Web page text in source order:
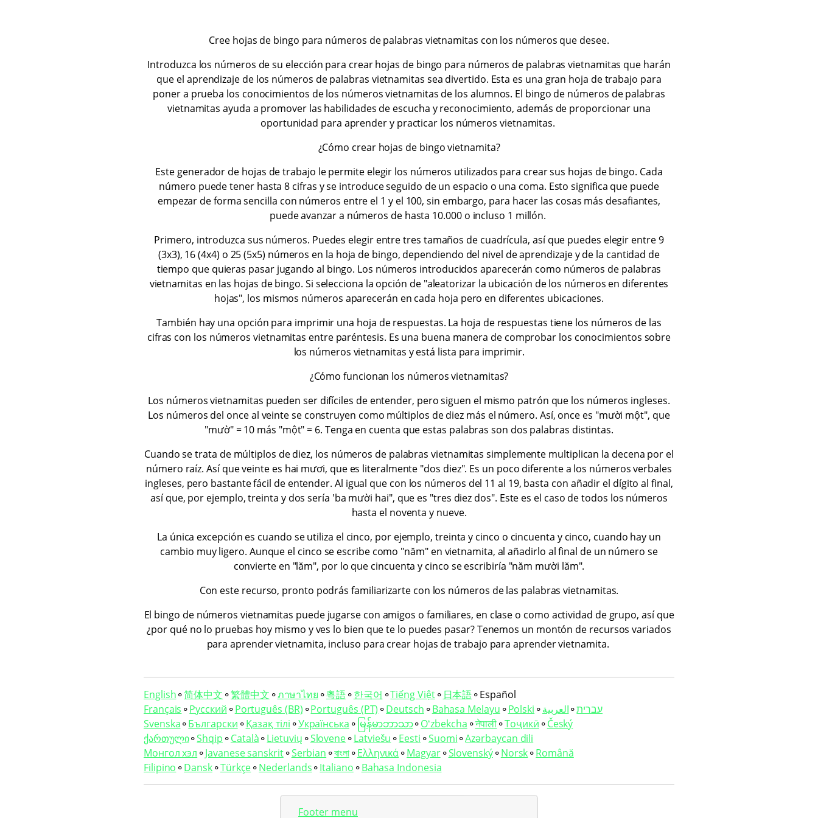
Cree hojas de bingo para números de palabras vietnamitas con los números que desee.
Introduzca los números de su elección para crear hojas de bingo para números de palabras vietnamitas que harán
que el aprendizaje de los números de palabras vietnamitas sea divertido. Esta es una gran hoja de trabajo para
poner a prueba los conocimientos de los números vietnamitas de los alumnos. El bingo de números de palabras
vietnamitas ayuda a promover las habilidades de escucha y reconocimiento, además de proporcionar una
oportunidad para aprender y practicar los números vietnamitas.
¿Cómo crear hojas de bingo vietnamita?
Este generador de hojas de trabajo le permite elegir los números utilizados para crear sus hojas de bingo. Cada
número puede tener hasta 8 cifras y se introduce seguido de un espacio o una coma. Esto significa que puede
empezar de forma sencilla con números entre el 1 y el 100, sin embargo, para hacer las cosas más desafiantes,
puede avanzar a números de hasta 10.000 o incluso 1 millón.
Primero, introduzca sus números. Puedes elegir entre tres tamaños de cuadrícula, así que puedes elegir entre 9
(3x3), 16 (4x4) o 25 (5x5) números en la hoja de bingo, dependiendo del nivel de aprendizaje y de la cantidad de
tiempo que quieras pasar jugando al bingo. Los números introducidos aparecerán como números de palabras
vietnamitas en las hojas de bingo. Si selecciona la opción de "aleatorizar la ubicación de los números en diferentes
hojas", los mismos números aparecerán en cada hoja pero en diferentes ubicaciones.
También hay una opción para imprimir una hoja de respuestas. La hoja de respuestas tiene los números de las
cifras con los números vietnamitas entre paréntesis. Es una buena manera de comprobar los conocimientos sobre
los números vietnamitas y está lista para imprimir.
¿Cómo funcionan los números vietnamitas?
Los números vietnamitas pueden ser difíciles de entender, pero siguen el mismo patrón que los números ingleses.
Los números del once al veinte se construyen como múltiplos de diez más el número. Así, once es "mười một", que
"mườ" = 10 más "một" = 6. Tenga en cuenta que estas palabras son dos palabras distintas.
Cuando se trata de múltiplos de diez, los números de palabras vietnamitas simplemente multiplican la decena por el
número raíz. Así que veinte es hai mươi, que es literalmente "dos diez". Es un poco diferente a los números verbales
ingleses, pero bastante fácil de entender. Al igual que con los números del 11 al 19, basta con añadir el dígito al final,
así que, por ejemplo, treinta y dos sería 'ba mười hai", que es "tres diez dos". Este es el caso de todos los números
hasta el noventa y nueve.
La única excepción es cuando se utiliza el cinco, por ejemplo, treinta y cinco o cincuenta y cinco, cuando hay un
cambio muy ligero. Aunque el cinco se escribe como "năm" en vietnamita, al añadirlo al final de un número se
convierte en "lăm", por lo que cincuenta y cinco se escribiría "năm mười lăm".
Con este recurso, pronto podrás familiarizarte con los números de las palabras vietnamitas.
El bingo de números vietnamitas puede jugarse con amigos o familiares, en clase o como actividad de grupo, así que
¿por qué no lo pruebas hoy mismo y ves lo bien que te lo puedes pasar? Tenemos un montón de recursos variados
para aprender vietnamita, incluso para crear hojas de trabajo para aprender vietnamita.
English⚬简体中文 ⚬繁體中文 ⚬ภาษาไทย ⚬粵語⚬한국어 ⚬Tiếng Việt⚬ 日本語⚬Español
Français ⚬Русский ⚬Português (BR) ⚬Português (PT) ⚬Deutsch ⚬Bahasa Melayu ⚬Polski ⚬العربية‏⚬עברית‏
Svenska⚬Български ⚬Қазақ тілі ⚬Українська ⚬ မြန်မာဘာသာ⚬Oʻzbekcha ⚬नेपाली⚬Тоҷикӣ ⚬Český
ქართული⚬Shqip ⚬Català⚬Lietuvių ⚬Slovene⚬Latviešu ⚬Eesti ⚬Suomi⚬Azərbaycan dili
Монгол хэл ⚬Javanese sanskrit⚬Serbian ⚬বাংলা⚬Ελληνικά⚬Magyar⚬Slovenský⚬Norsk⚬Română
Filipino ⚬Dansk⚬Türkçe⚬Nederlands⚬Italiano ⚬Bahasa Indonesia
Footer menu